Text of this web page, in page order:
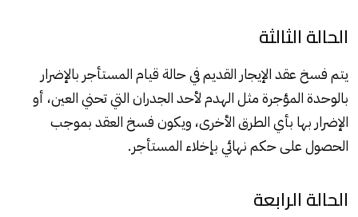
الحالة الثالثة
يتم فسخ عقد الإيجار القديم في حالة قيام المستأجر بالإضرار
بالوحدة المؤجرة مثل الهدم لأحد الجدران التي تحني العين، أو
الإضرار بها بأي الطرق الأخرى، ويكون فسخ العقد بموجب
الحصول على حكم نهائي بإخلاء المستأجر.
الحالة الرابعة